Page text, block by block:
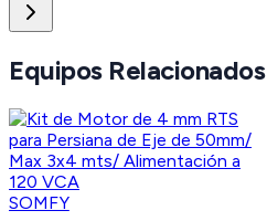
Equipos Relacionados
SOMFY